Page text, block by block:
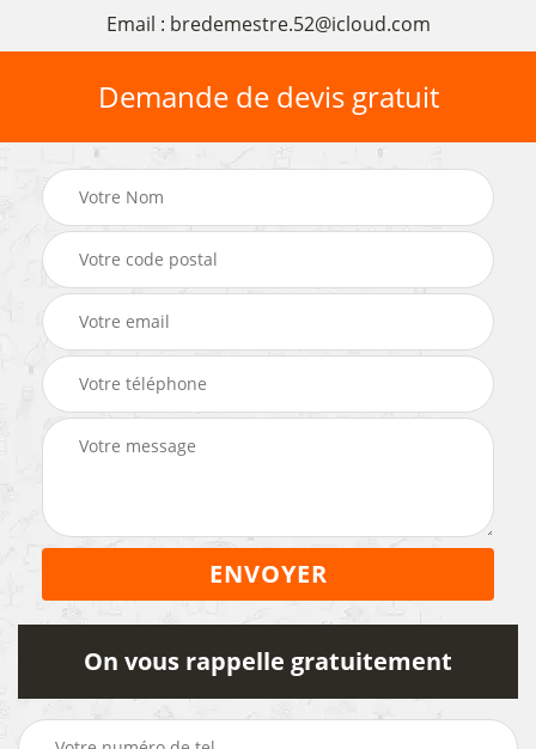
Email : bredemestre.52@icloud.com
Demande de devis gratuit
On vous rappelle gratuitement